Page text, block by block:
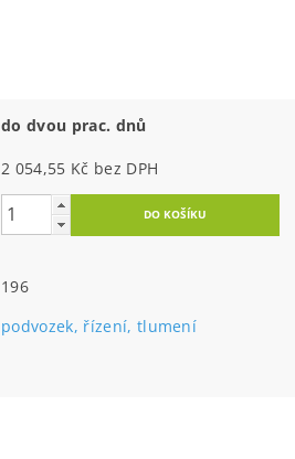
do dvou prac. dnů
2 054,55 Kč bez DPH
196
podvozek, řízení, tlumení